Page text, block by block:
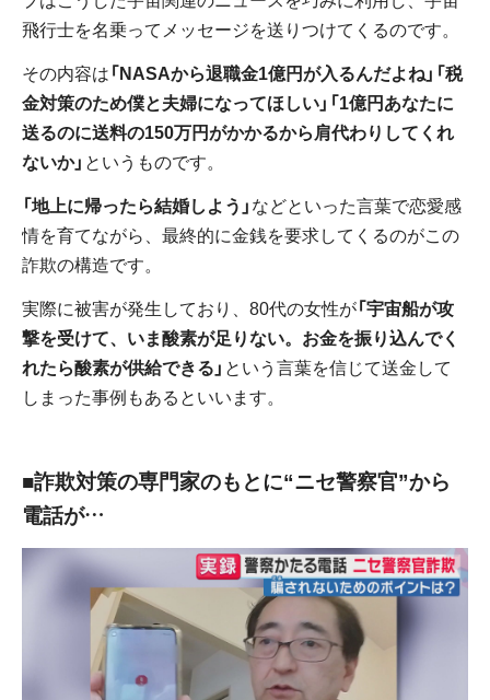
飛行士を名乗ってメッセージを送りつけてくるのです。
その内容は「NASAから退職金1億円が入るんだよね」「税
金対策のため僕と夫婦になってほしい」「1億円あなたに
送るのに送料の150万円がかかるから肩代わりしてくれ
ないか」 というものです。
「地上に帰ったら結婚しよう」などといった言葉で恋愛感
情を育てながら、最終的に金銭を要求してくるのがこの
詐欺の構造です。
実際に被害が発生しており、80代の女性が「宇宙船が攻
撃を受けて、いま酸素が足りない。お金を振り込んでく
れたら酸素が供給できる」 という言葉を信じて送金して
しまった事例もあるといいます。
■詐欺対策の専門家のもとに“ニセ警察官”から
電話が…